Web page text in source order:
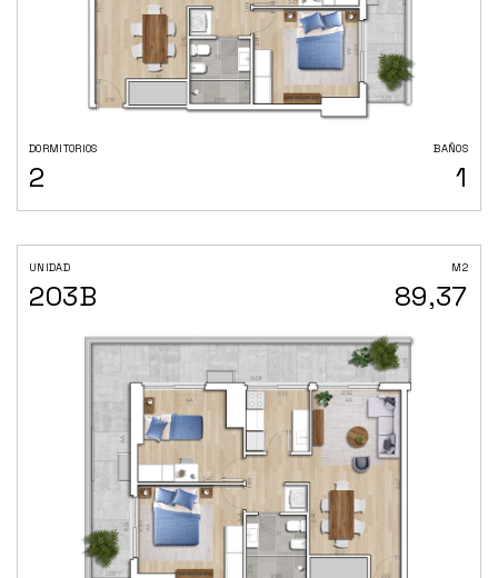
DORMITORIOS
2
BAÑOS
1
UNIDAD
203B
M2
89,37